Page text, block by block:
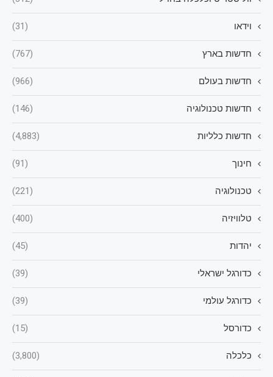
וידאו (31)
חדשות בארץ (767)
חדשות בעולם (966)
חדשות טכנולוגיה (146)
חדשות כלליות (4,883)
חינוך (91)
טכנולוגיה (221)
טלוויזיה (400)
יהדות (45)
כדורגל ישראלי (39)
כדורגל עולמי (39)
כדורסל (15)
כלכלה (3,800)